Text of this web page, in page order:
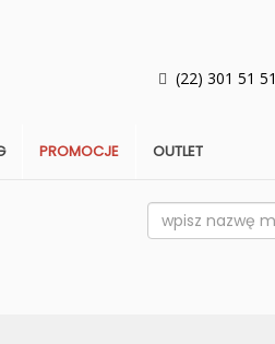
(22) 301 51 51
PROMOCJE OUTLET